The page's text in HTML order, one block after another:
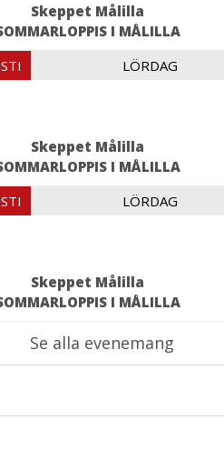
Skeppet Målilla
I MÅLILLA
LÖRDAG
Skeppet Målilla
I MÅLILLA
LÖRDAG
Skeppet Målilla
I MÅLILLA
Se alla evenemang